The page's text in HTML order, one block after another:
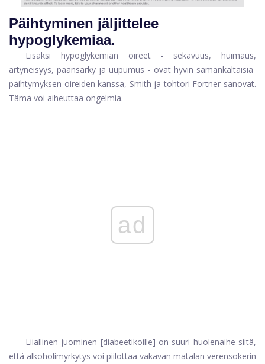
Päihtyminen jäljittelee
hypoglykemiaa.
Lisäksi hypoglykemian oireet - sekavuus, huimaus,
ärtyneisyys, päänsärky ja uupumus - ovat hyvin samankaltaisia ​​
päihtymyksen oireiden kanssa, Smith ja tohtori Fortner sanovat.
Tämä voi aiheuttaa ongelmia.
ad
Liiallinen juominen [diabeetikoille] on suuri huolenaihe siitä,
että alkoholimyrkytys voi piilottaa vakavan matalan verensokerin